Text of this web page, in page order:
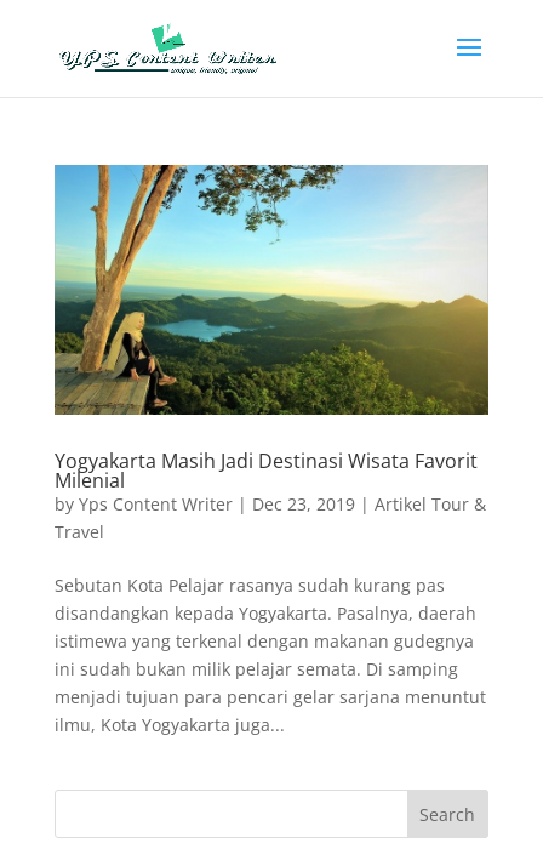
Yogyakarta Masih Jadi Destinasi Wisata Favorit
Milenial
by Yps Content Writer| Dec 23, 2019| Artikel Tour &
Travel
Sebutan Kota Pelajar rasanya sudah kurang pas
disandangkan kepada Yogyakarta. Pasalnya, daerah
istimewa yang terkenal dengan makanan gudegnya
ini sudah bukan milik pelajar semata. Di samping
menjadi tujuan para pencari gelar sarjana menuntut
ilmu, Kota Yogyakarta juga...